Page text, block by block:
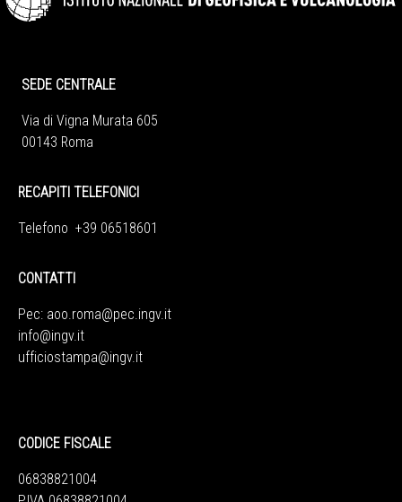
SEDE CENTRALE
Via di Vigna Murata 605
00143 Roma
RECAPITI TELEFONICI
Telefono +39 06518601
CONTATTI
Pec: aoo.roma@pec.ingv.it
info@ingv.it
ufficiostampa@ingv.it
CODICE FISCALE
06838821004